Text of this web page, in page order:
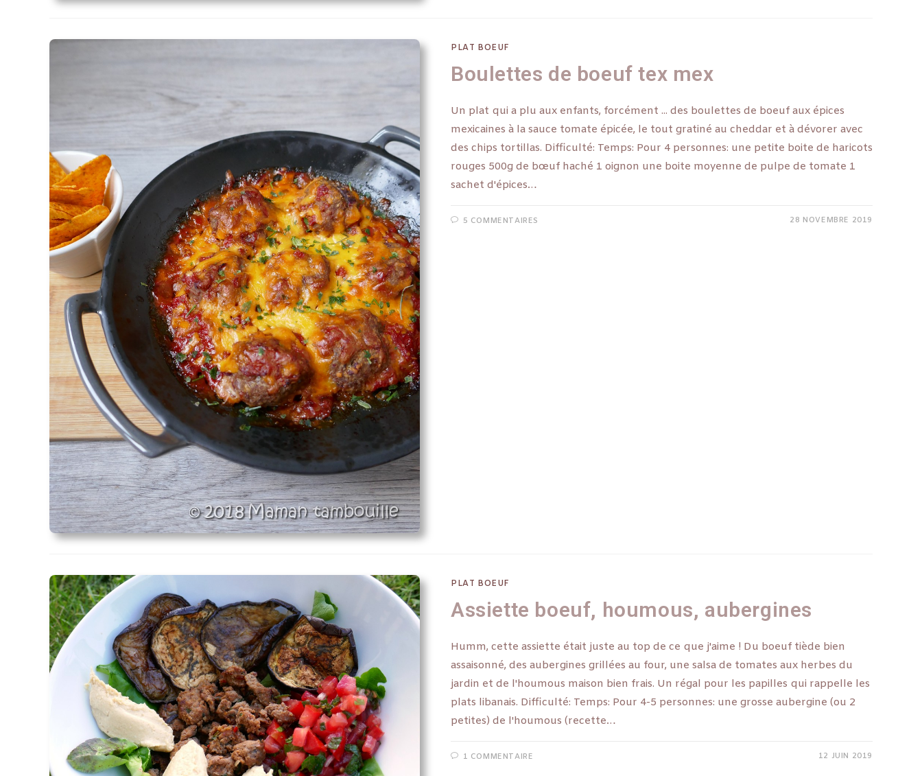
PLAT BOEUF
Boulettes de boeuf tex mex
Un plat qui a plu aux enfants, forcément ... des boulettes de boeuf aux épices
mexicaines à la sauce tomate épicée, le tout gratiné au cheddar et à dévorer avec
des chips tortillas. Difficulté: Temps: Pour 4 personnes: une petite boite de haricots
rouges 500g de bœuf haché 1 oignon une boite moyenne de pulpe de tomate 1
sachet d'épices…
5 COMMENTAIRES 28 NOVEMBRE 2019
PLAT BOEUF
Assiette boeuf, houmous, aubergines
Humm, cette assiette était juste au top de ce que j'aime ! Du boeuf tiède bien
assaisonné, des aubergines grillées au four, une salsa de tomates aux herbes du
jardin et de l'houmous maison bien frais. Un régal pour les papilles qui rappelle les
plats libanais. Difficulté: Temps: Pour 4-5 personnes: une grosse aubergine (ou 2
petites) de l'houmous (recette…
1 COMMENTAIRE 12 JUIN 2019